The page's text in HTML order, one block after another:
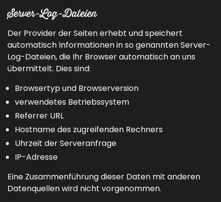
Server-Log-Dateien
Der Provider der Seiten erhebt und speichert
automatisch Informationen in so genannten Server-
Log-Dateien, die Ihr Browser automatisch an uns
übermittelt. Dies sind:
Browsertyp und Browserversion
verwendetes Betriebssystem
Referrer URL
Hostname des zugreifenden Rechners
Uhrzeit der Serveranfrage
IP-Adresse
Eine Zusammenführung dieser Daten mit anderen
Datenquellen wird nicht vorgenommen.